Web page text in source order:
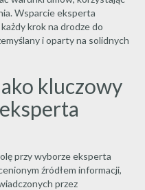
Wsparcie eksperta
krok na drodze do
i oparty na solidnych
kluczowy
przy wyborze eksperta
źródłem informacji,
przez